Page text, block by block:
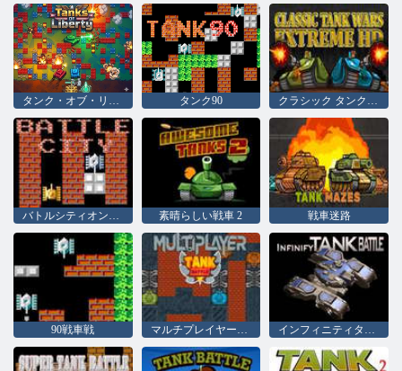
タンク・オブ・リバティ タンク90 クラシック タンク ウォーズ エクストリーム HD
バトルシティオンライン 素晴らしい戦車 2 戦車迷路
90戦車戦 マルチプレイヤータンクバトル インフィニティタンクバトル